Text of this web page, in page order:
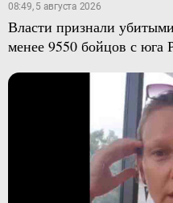
08:49, 5 августа 2026
Власти признали
менее 9550 бойцов с юга